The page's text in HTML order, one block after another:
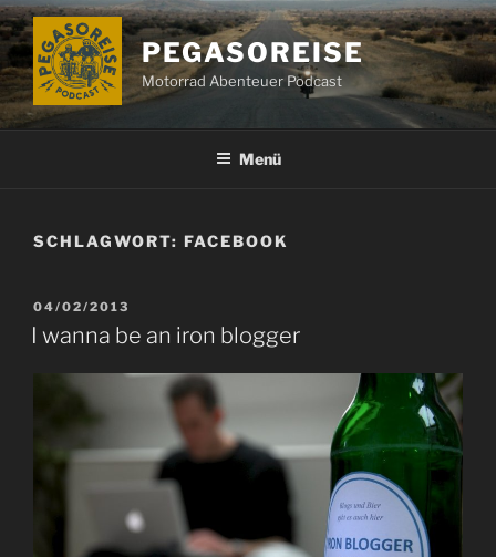
Zum
Inhalt
springen
PEGASOREISE
Motorrad Abenteuer Podcast
Menü
SCHLAGWORT: FACEBOOK
VERÖFFENTLICHT
AM
04/02/2013
I wanna be an iron blogger